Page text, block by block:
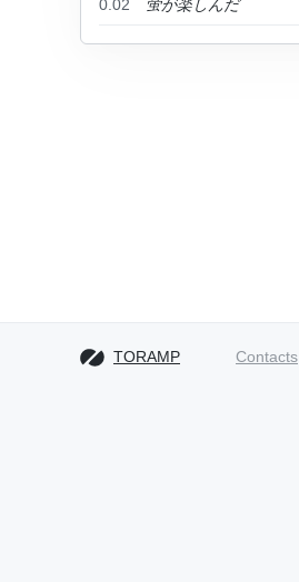
0.02 蛍が楽しんだ
TORAMP Contacts